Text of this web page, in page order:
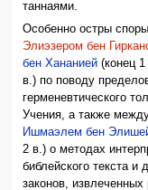
таннаями.
Особенно остры
Элиэзером бен
бен Хананией (конец
в.) по поводу
герменевтического
Учения, а также
Ишмаэлем бен
2 в.) о методах
библейского текста и
законов,